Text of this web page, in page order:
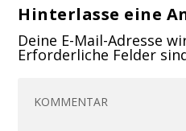
Hinterlasse eine
Deine E-Mail-Adresse
Erforderliche Felder